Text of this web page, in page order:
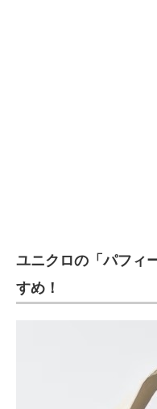
ユニクロの「パフィ
すめ！